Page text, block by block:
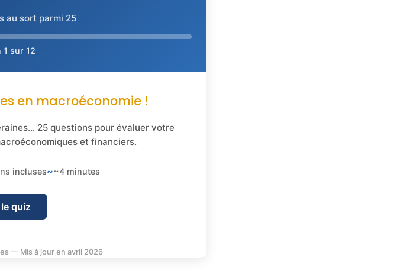
au sort parmi 25
1 sur 12
en macroéconomie !
25 questions pour évaluer votre
et financiers.
incluses~~4 minutes
quiz
— Mis à jour en avril 2026